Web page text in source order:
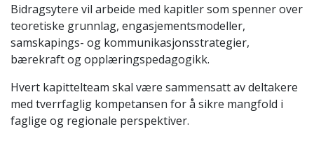
Bidragsytere vil arbeide med kapitler som spenner over
teoretiske grunnlag, engasjementsmodeller,
samskapings- og kommunikasjonsstrategier,
bærekraft og opplæringspedagogikk.
Hvert kapittelteam skal være sammensatt av deltakere
med tverrfaglig kompetansen for å sikre mangfold i
faglige og regionale perspektiver.